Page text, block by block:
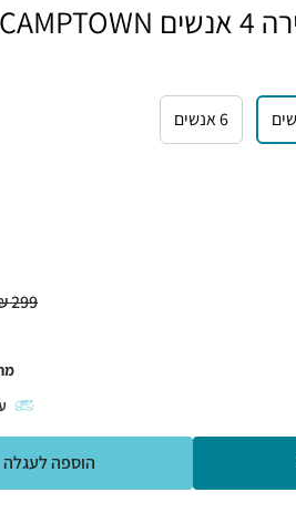
אוהל פתיחה מהירה 4 אנשים CAMPTOWN
6 אנשים
299
הוספה לעגלה